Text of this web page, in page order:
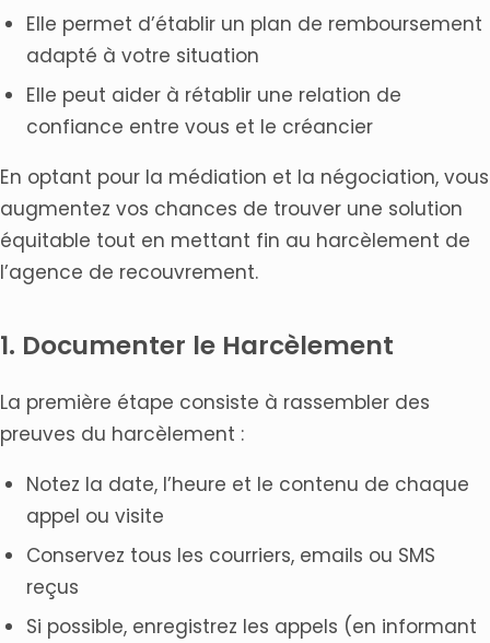
Elle permet d’établir un plan de remboursement
adapté à votre situation
Elle peut aider à rétablir une relation de
confiance entre vous et le créancier
En optant pour la médiation et la négociation, vous
augmentez vos chances de trouver une solution
équitable tout en mettant fin au harcèlement de
l’agence de recouvrement.
1. Documenter le Harcèlement
La première étape consiste à rassembler des
preuves du harcèlement :
Notez la date, l’heure et le contenu de chaque
appel ou visite
Conservez tous les courriers, emails ou SMS
reçus
Si possible, enregistrez les appels (en informant